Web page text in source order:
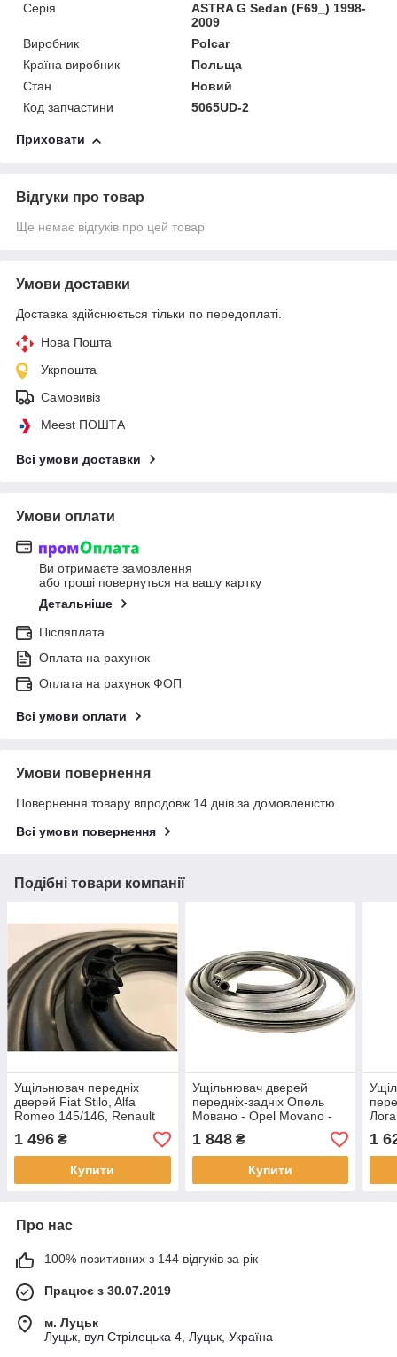
Серія
ASTRA G Sedan (F69_) 1998-
2009
Виробник
Polcar
Країна виробник
Польща
Стан
Новий
Код запчастини
5065UD-2
Приховати
Відгуки про товар
Ще немає відгуків про цей товар
Умови доставки
Доставка здійснюється тільки по передоплаті.
Нова Пошта
Укрпошта
Самовивіз
Meest ПОШТА
Всі умови доставки
Умови оплати
Ви отримаєте замовлення
або гроші повернуться на вашу картку
Детальніше
Післяплата
Оплата на рахунок
Оплата на рахунок ФОП
Всі умови оплати
Умови повернення
Повернення товару впродовж 14 днів за домовленістю
Всі умови повернення
Подібні товари компанії
Ущільнювач передніх
дверей Fiat Stilo, Alfa
Romeo 145/146, Renault
Clio III, Laguna, Scenic
2004–2009
1 496 ₴
Купити
Ущільнювач дверей
передніх-задніх Опель
Мовано - Opel Movano -
2010-
1 848₴
Купити
1
Про нас
100% позитивних з 144 відгуків за рік
Працює з 30.07.2019
м. Луцьк
Луцьк, вул Стрілецька 4, Луцьк, Україна